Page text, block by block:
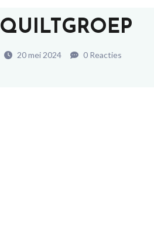
QUILTGROEP
20 mei 2024 0 Reacties